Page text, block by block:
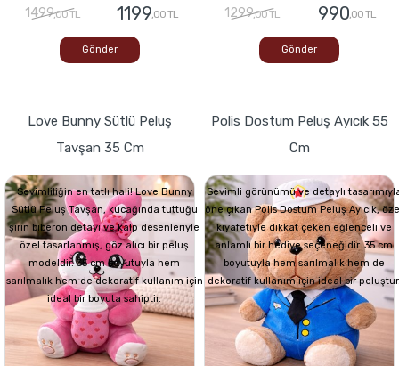
1499,00 TL 1199,00 TL
Gönder
1299,00 TL 990,00 TL
Gönder
Love Bunny Sütlü Peluş
Tavşan 35 Cm
Sevimliliğin en tatlı hali! Love Bunny
Sütlü Peluş Tavşan, kucağında tuttuğu
şirin biberon detayı ve kalp desenleriyle
özel tasarlanmış, göz alıcı bir peluş
modeldir. 35 cm boyutuyla hem
sarılmalık hem de dekoratif kullanım için
ideal bir boyuta sahiptir.
Polis Dostum Peluş Ayıcık 55
Cm
Sevimli görünümü ve detaylı
öne çıkan Polis Dostum Peluş Ayıcık,
kıyafetiyle dikkat çeken eğlenceli ve
anlamlı bir hediye seçeneğidir. 35 cm
boyutuyla hem sarılmalık hem de
dekoratif kullanım için ideal bir